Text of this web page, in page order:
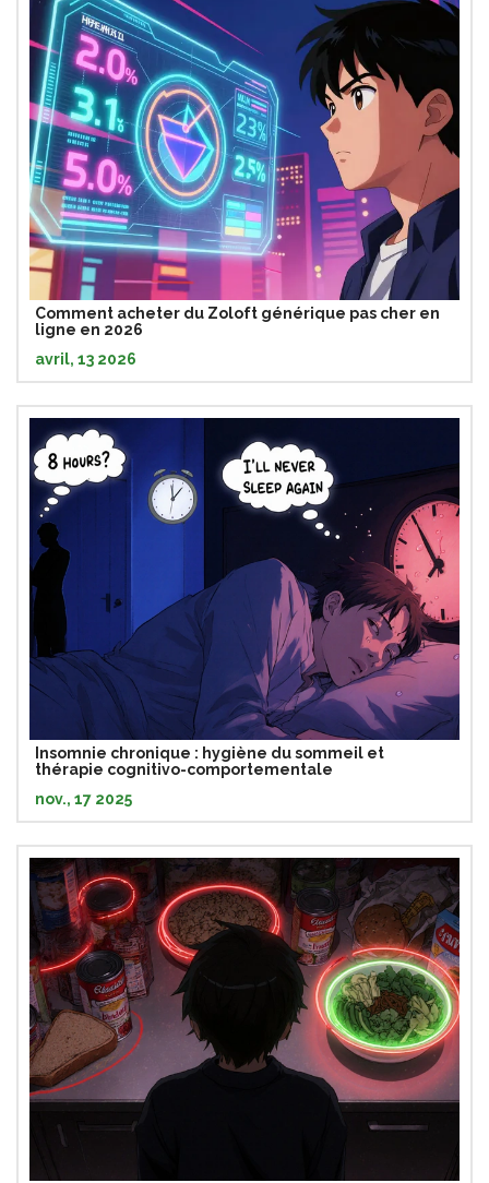
Comment acheter du Zoloft générique pas cher en
ligne en 2026
avril, 13 2026
Insomnie chronique : hygiène du sommeil et
thérapie cognitivo-comportementale
nov., 17 2025